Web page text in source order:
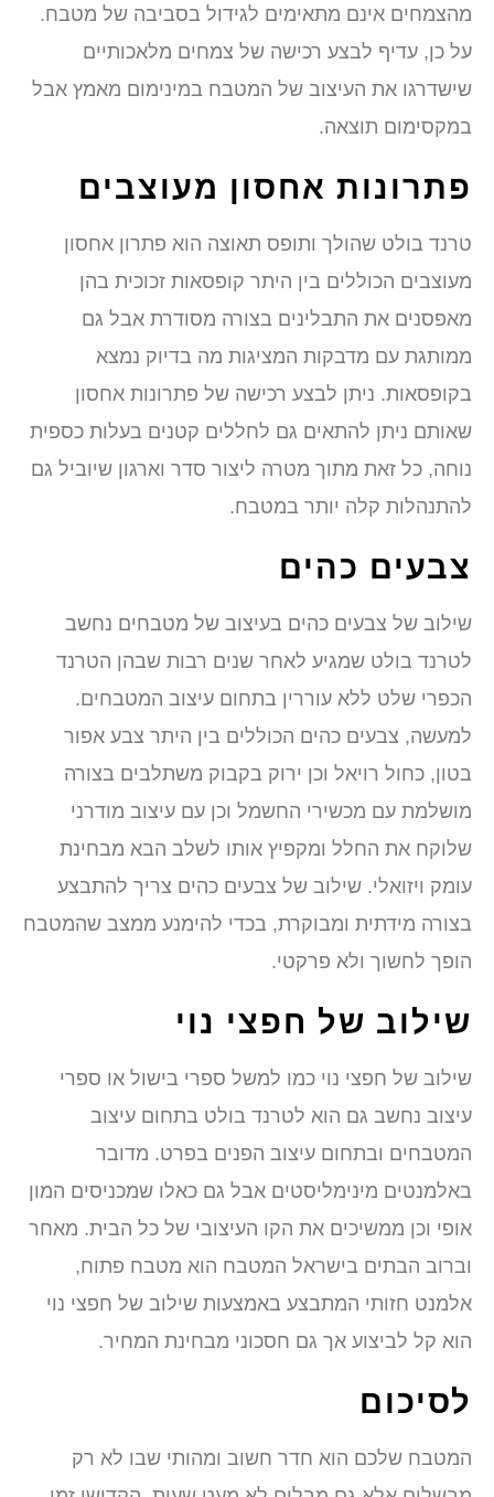
אינם מתאימים לגידול בסביבה של מטבח.
כן, עדיף לבצע רכישה של צמחים מלאכותיים
את העיצוב של המטבח במינימום מאמץ אבל
תוצאה.
אחסון מעוצבים
בולט שהולך ותופס תאוצה הוא פתרון אחסון
הכוללים בין היתר קופסאות זכוכית בהן
את התבלינים בצורה מסודרת אבל גם
עם מדבקות המציגות מה בדיוק נמצא
ניתן לבצע רכישה של פתרונות אחסון
ניתן להתאים גם לחללים קטנים בעלות כספית
כל זאת מתוך מטרה ליצור סדר וארגון שיוביל גם
קלה יותר במטבח.
כהים
של צבעים כהים בעיצוב של מטבחים נחשב
בולט שמגיע לאחר שנים רבות שבהן הטרנד
שלט ללא עוררין בתחום עיצוב המטבחים.
צבעים כהים הכוללים בין היתר צבע אפור
כחול רויאל וכן ירוק בקבוק משתלבים בצורה
עם מכשירי החשמל וכן עם עיצוב מודרני
את החלל ומקפיץ אותו לשלב הבא מבחינת
ויזואלי. שילוב של צבעים כהים צריך להתבצע
מידתית ומבוקרת, בכדי להימנע ממצב שהמטבח
לחשוך ולא פרקטי.
של חפצי נוי
של חפצי נוי כמו למשל ספרי בישול או ספרי
נחשב גם הוא לטרנד בולט בתחום עיצוב
ובתחום עיצוב הפנים בפרט. מדובר
מינימליסטים אבל גם כאלו שמכניסים המון
וכן ממשיכים את הקו העיצובי של כל הבית. מאחר
הבתים בישראל המטבח הוא מטבח פתוח,
חזותי המתבצע באמצעות שילוב של חפצי נוי
קל לביצוע אך גם חסכוני מבחינת המחיר.
שלכם הוא חדר חשוב ומהותי שבו לא רק